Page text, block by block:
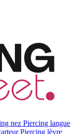
nez Piercing langue
Piercing lèvre